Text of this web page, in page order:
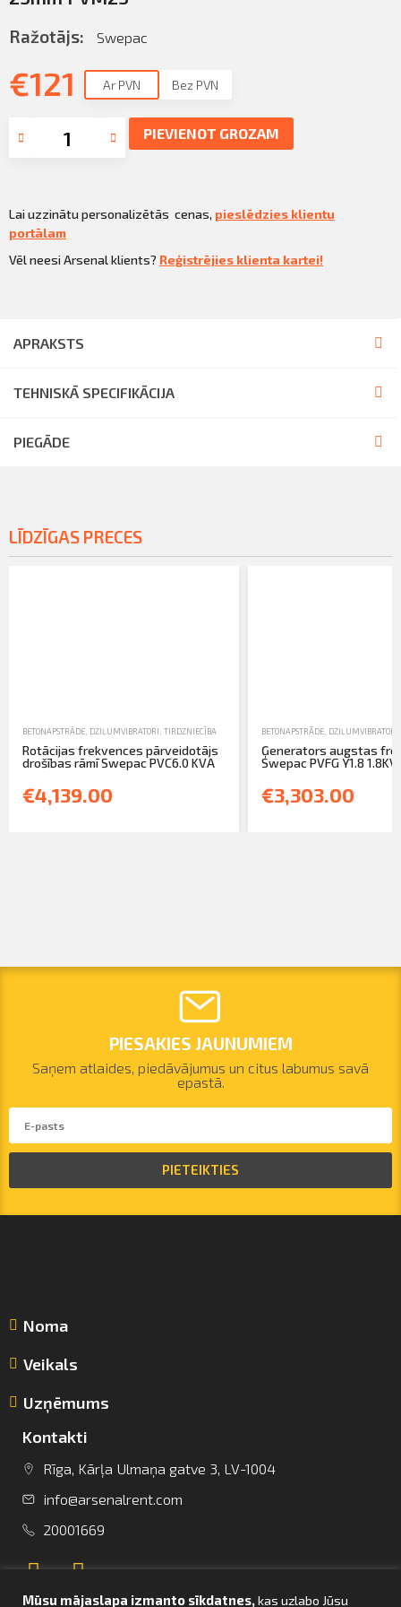
KLIENTU PORTĀLS
KĻŪT PAR KLIENTU
info@arsenalrent.com
+37120001669
Iziet
Ražotājs: Swepac
€121 Ar PVN Bez PVN
PIEVIENOT GROZAM
Lai uzzinātu personalizētās cenas, pieslēdzies klientu
portālam
Vēl neesi Arsenal klients? Reģistrējies klienta kartei!
APRAKSTS
TEHNISKĀ SPECIFIKĀCIJA
PIEGĀDE
LĪDZĪGAS PRECES
BETONAPSTRĀDE DZIĻUMVIBRATORI TIRDZNIECĪBA
Rotācijas frekvences pārveidotājs
drošības rāmī Swepac PVC6.0 KVA
€4,139.00
BETONAPSTRĀDE, DZIĻUMVIBRATORI
Ģenerators augstas
Swepac PVFG Y1.8
€3,303.00
PIESAKIES JAUNUMIEM
Saņem atlaides, piedāvājumus un citus labumus savā
epastā.
PIETEIKTIES
Noma
Veikals
Uzņēmums
Kontakti
Rīga, Kārļa Ulmaņa gatve 3, LV-1004
info@arsenalrent.com
20001669
Mūsu mājaslapa izmanto sīkdatnes,kas uzlabo Jūsu